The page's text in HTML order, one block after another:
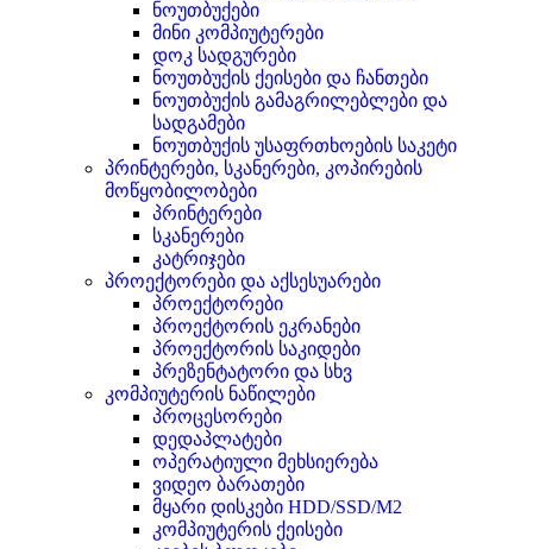
ნოუთბუქები
მინი კომპიუტერები
დოკ სადგურები
ნოუთბუქის ქეისები და ჩანთები
ნოუთბუქის გამაგრილებლები და
სადგამები
ნოუთბუქის უსაფრთხოების საკეტი
პრინტერები, სკანერები, კოპირების
მოწყობილობები
პრინტერები
სკანერები
კატრიჯები
პროექტორები და აქსესუარები
პროექტორები
პროექტორის ეკრანები
პროექტორის საკიდები
პრეზენტატორი და სხვ
კომპიუტერის ნაწილები
პროცესორები
დედაპლატები
ოპერატიული მეხსიერება
ვიდეო ბარათები
მყარი დისკები HDD/SSD/M2
კომპიუტერის ქეისები